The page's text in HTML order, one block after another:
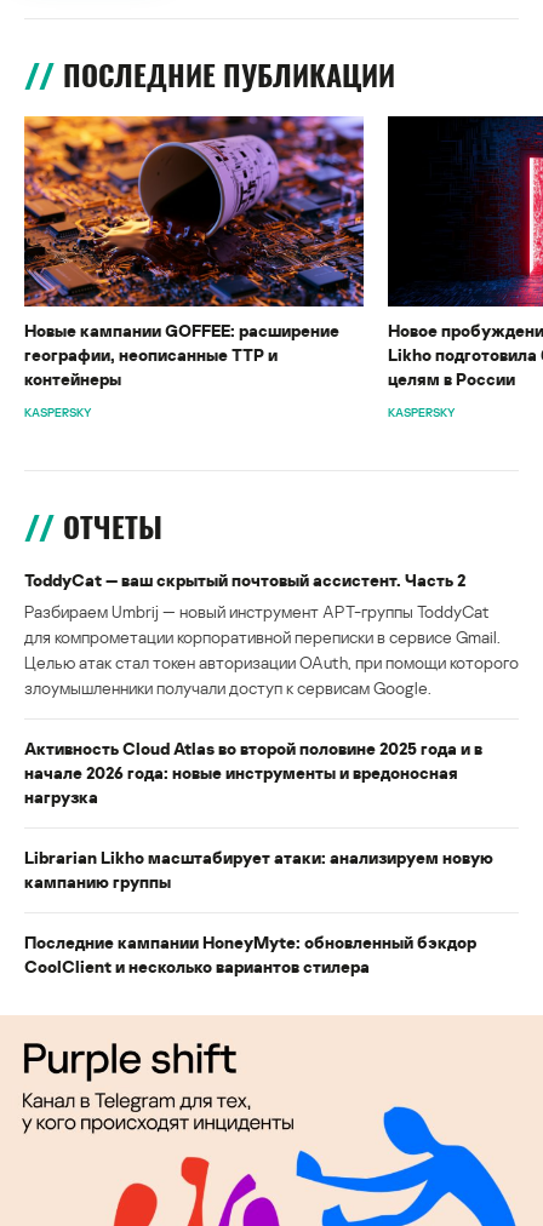
ПОСЛЕДНИЕ ПУБЛИКАЦИИ
Новые кампании GOFFEE: расширение
географии, неописанные TTP и
контейнеры
KASPERSKY
Новое
Likho
целям в России
KASPERSKY
ОТЧЕТЫ
ToddyCat — ваш скрытый почтовый ассистент. Часть 2
Разбираем Umbrij — новый инструмент APT-группы ToddyCat
для компрометации корпоративной переписки в сервисе Gmail.
Целью атак стал токен авторизации OAuth, при помощи которого
злоумышленники получали доступ к сервисам Google.
Активность Cloud Atlas во второй половине 2025 года и в
начале 2026 года: новые инструменты и вредоносная
нагрузка
Librarian Likho масштабирует атаки: анализируем новую
кампанию группы
Последние кампании HoneyMyte: обновленный бэкдор
CoolClient и несколько вариантов стилера